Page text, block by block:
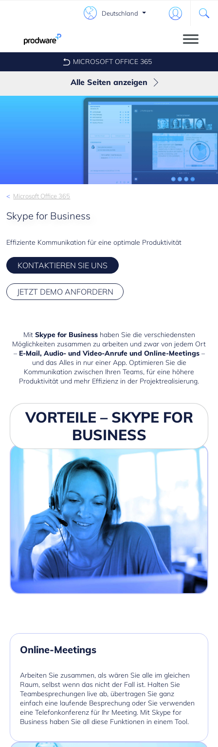
Deutschland
MICROSOFT OFFICE 365
Alle Seiten anzeigen
Teams
Sharepoint
Outlook
Microsoft Office 365
Skype for Business
Effiziente Kommunikation für eine optimale Produktivität
KONTAKTIEREN SIE UNS
JETZT DEMO ANFORDERN
Mit Skype for Businesshaben Sie die verschiedensten
Möglichkeiten zusammen zu arbeiten und zwar von jedem Ort
– E-Mail, Audio- und Video-Anrufe und Online-Meetings –
und das Alles in nur einer App. Optimieren Sie die
Kommunikation zwischen Ihren Teams, für eine höhere
Produktivität und mehr Effizienz in der Projektrealisierung.
VORTEILE – SKYPE FOR
BUSINESS
Online-Meetings
Arbeiten Sie zusammen, als wären Sie alle im gleichen
Raum, selbst wenn das nicht der Fall ist. Halten Sie
Teambesprechungen live ab, übertragen Sie ganz
einfach eine laufende Besprechung oder Sie verwenden
eine Telefonkonferenz für Ihr Meeting. Mit Skype for
Business haben Sie all diese Funktionen in einem Tool.